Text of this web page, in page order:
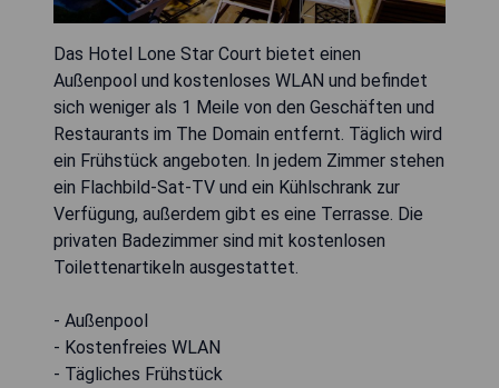
Das Hotel Lone Star Court bietet einen
Außenpool und kostenloses WLAN und befindet
sich weniger als 1 Meile von den Geschäften und
Restaurants im The Domain entfernt. Täglich wird
ein Frühstück angeboten. In jedem Zimmer stehen
ein Flachbild-Sat-TV und ein Kühlschrank zur
Verfügung, außerdem gibt es eine Terrasse. Die
privaten Badezimmer sind mit kostenlosen
Toilettenartikeln ausgestattet.
- Außenpool
- Kostenfreies WLAN
- Tägliches Frühstück